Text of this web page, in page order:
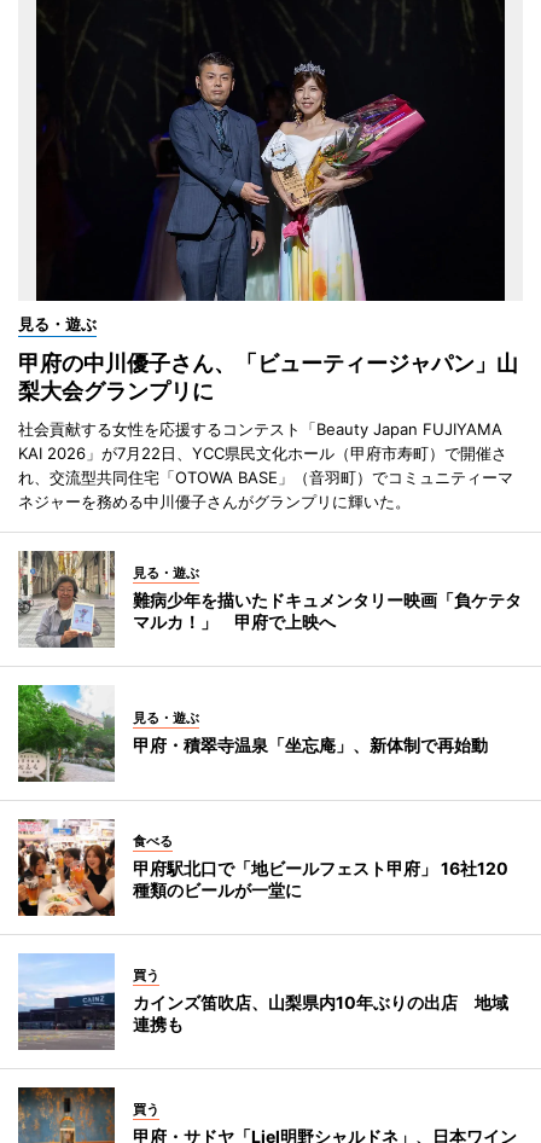
見る・遊ぶ
甲府の中川優子さん、「ビューティージャパン」山
梨大会グランプリに
社会貢献する女性を応援するコンテスト「Beauty Japan FUJIYAMA
KAI 2026」が7月22日、YCC県民文化ホール（甲府市寿町）で開催さ
れ、交流型共同住宅「OTOWA BASE」（音羽町）でコミュニティーマ
ネジャーを務める中川優子さんがグランプリに輝いた。
見る・遊ぶ
難病少年を描いたドキュメンタリー映画「負ケテタ
マルカ！」 甲府で上映へ
見る・遊ぶ
甲府・積翠寺温泉「坐忘庵」、新体制で再始動
食べる
甲府駅北口で「地ビールフェスト甲府」 16社120
種類のビールが一堂に
買う
カインズ笛吹店、山梨県内10年ぶりの出店 地域
連携も
買う
甲府・サドヤ「Liel明野シャルドネ」、日本ワイン